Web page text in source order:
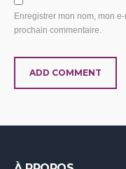
Enregistrer mon nom, mon
prochain commentaire.